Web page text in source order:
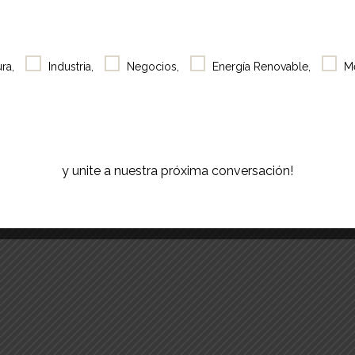
Showroom
Contacto
Search
Industria, Negocios, Energía Renovable,
y unite a nuestra próxima conversación!